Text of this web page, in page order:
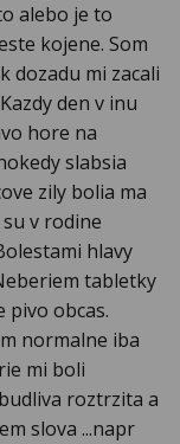
alebo je to
kojene. Som
dozadu mi zacali
den v inu
hore na
slabsia
zily bolia ma
v rodine
hlavy
tabletky
pivo obcas.
normalne iba
mi boli
roztrzita a
slova ...napr